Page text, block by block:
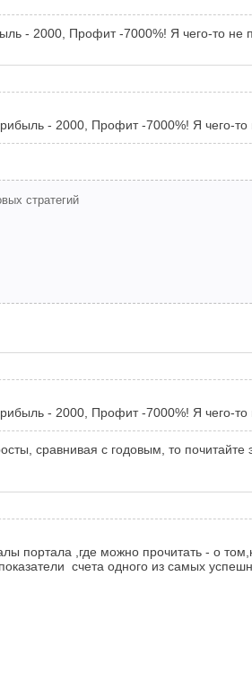
- 2000, Профит -7000%! Я чего-то не
- 2000, Профит -7000%! Я чего-
стратегий
- 2000, Профит -7000%! Я чего-
сравнивая с годовым, то почитайте
портала ,где можно прочитать - о
счета одного из самых